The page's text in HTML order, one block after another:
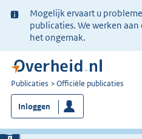
Ter
informatie:
Mogelijk ervaart u
publicaties. We werken aan
het ongemak.
U
bent
nu
hier:
Publicaties Officiële publicaties
Inloggen